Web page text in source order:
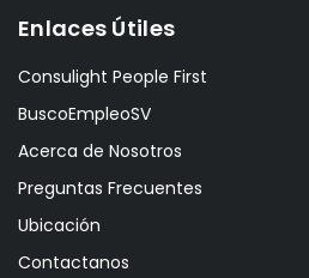
Enlaces Útiles
Consulight People First
BuscoEmpleoSV
Acerca de Nosotros
Preguntas Frecuentes
Ubicación
Contactanos